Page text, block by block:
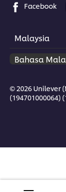
Facebook
Malaysia
© 2026 Unilever
(194701000064)